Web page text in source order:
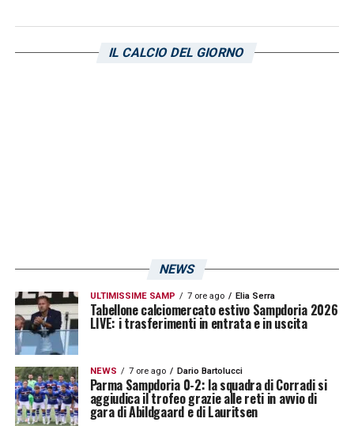
«Si riscoprono degli affetti, ma è una
situazione preoccupante. Far ripartire il
LA PLAYLIST DELLE NOSTRE TOP NEWS
IL CALCIO DEL GIORNO
NEWS
ULTIMISSIME SAMP 7 ore ago Elia Serra
Tabellone calciomercato estivo Sampdoria 2026
LIVE: i trasferimenti in entrata e in uscita
NEWS 7 ore ago Dario Bartolucci
Parma Sampdoria 0-2: la squadra di Corradi si
aggiudica il trofeo grazie alle reti in avvio di
gara di Abildgaard e di Lauritsen